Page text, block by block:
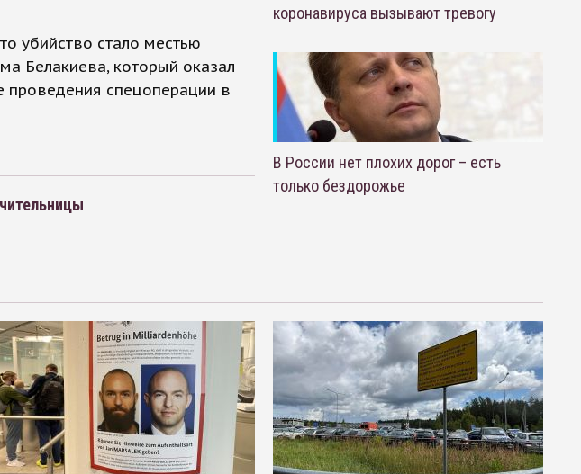
убийство стало местью
Белакиева, который оказал
проведения спецоперации в
коронавируса вызывают тревогу
В России нет плохих дорог – есть
только бездорожье